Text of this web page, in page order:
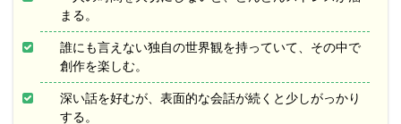
まる。
誰にも言えない独自の世界観を持っていて、その中で
創作を楽しむ。
深い話を好むが、表面的な会話が続くと少しがっかり
する。